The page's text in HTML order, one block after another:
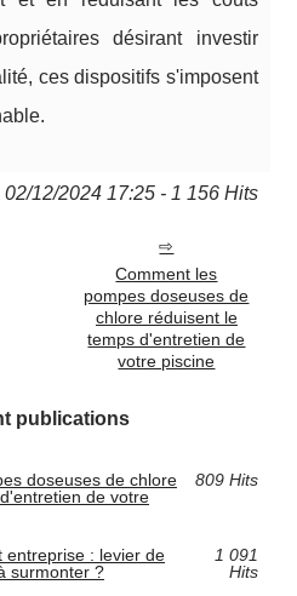
désirant investir
ces dispositifs s'imposent
02/12/2024 17:25 - 1 156 Hits
Comment les
pompes doseuses de
chlore réduisent le
temps d'entretien de
votre piscine
publications
doseuses de chlore
de votre
809 Hits
entreprise : levier de
surmonter ?
1 091
Hits